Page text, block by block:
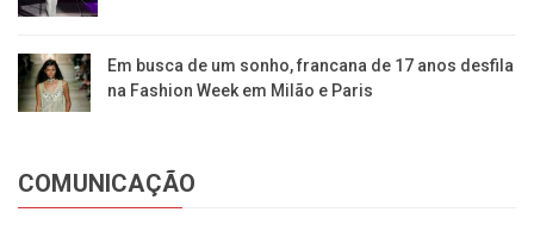
Em busca de um sonho, francana de 17 anos desfila
na Fashion Week em Milão e Paris
COMUNICAÇÃO